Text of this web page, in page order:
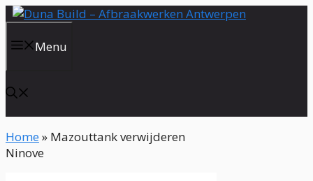
Spring
de
Menu
Home» Mazouttank verwijderen
Ninove